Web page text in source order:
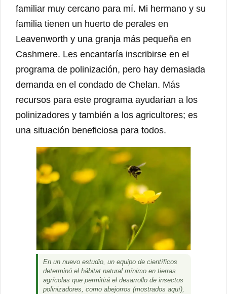
familiar muy cercano para mí. Mi hermano y su
familia tienen un huerto de perales en
Leavenworth y una granja más pequeña en
Cashmere. Les encantaría inscribirse en el
programa de polinización, pero hay demasiada
demanda en el condado de Chelan. Más
recursos para este programa ayudarían a los
polinizadores y también a los agricultores; es
una situación beneficiosa para todos.
En un nuevo estudio, un equipo de científicos
determinó el hábitat natural mínimo en tierras
agrícolas que permitirá el desarrollo de insectos
polinizadores, como abejorros (mostrados aquí),